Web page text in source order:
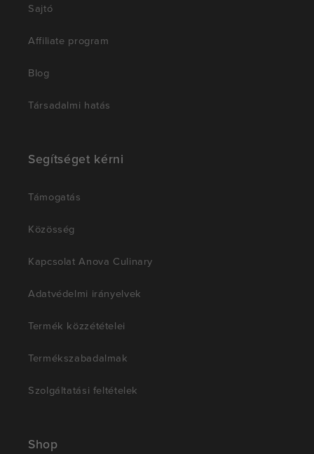
Sajtó
Affiliate program
Blog
Társadalmi hatás
Segítséget kérni
Támogatás
Közösség
Kapcsolat Anova Culinary
Adatvédelmi irányelvek
Termék közzétételei
Termékszabadalmak
Szolgáltatási feltételek
Shop